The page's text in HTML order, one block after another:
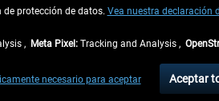
así como las posibles tasas de recepción si
envío para los demás países se pueden
protección de datos. Vea nuestra declaración
, Meta Pixel: Tracking and Analysis ,
necesario para aceptar Aceptar